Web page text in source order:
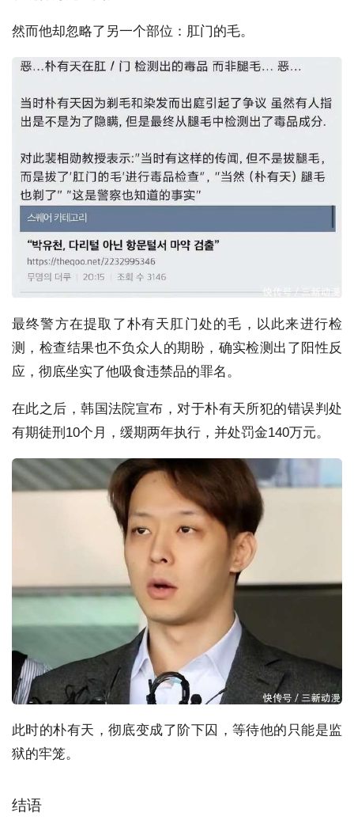
然而他却忽略了另一个部位：肛门的毛。
最终警方在提取了朴有天肛门处的毛，以此来进行检
测，检查结果也不负众人的期盼，确实检测出了阳性反
应，彻底坐实了他吸食违禁品的罪名。
在此之后，韩国法院宣布，对于朴有天所犯的错误判处
有期徒刑10个月，缓期两年执行，并处罚金140万元。
此时的朴有天，彻底变成了阶下囚，等待他的只能是监
狱的牢笼。
结语